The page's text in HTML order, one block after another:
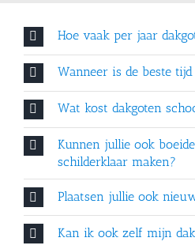
Hoe vaak per jaar
Wanneer is de beste
Wat kost dakgoten
Kunnen jullie ook
schilderklaar maken?
Plaatsen jullie ook
Kan ik ook zelf mijn